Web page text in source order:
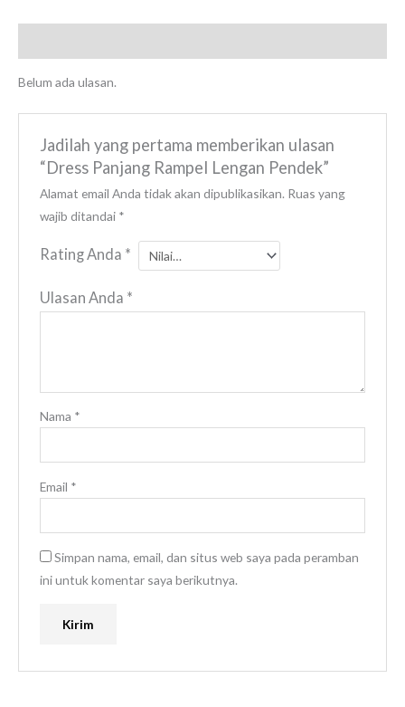
Belum ada ulasan.
Jadilah yang pertama memberikan ulasan
“Dress Panjang Rampel Lengan Pendek”
Alamat email Anda tidak akan dipublikasikan. Ruas yang
wajib ditandai *
Rating Anda *
Ulasan Anda *
Nama *
Email *
Simpan nama, email, dan situs web saya pada peramban
ini untuk komentar saya berikutnya.